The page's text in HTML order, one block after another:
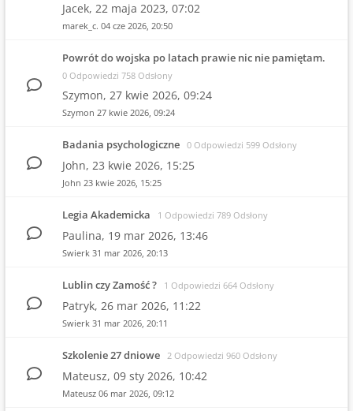
Jacek, 22 maja 2023, 07:02
marek_c. 04 cze 2026, 20:50
Powrót do wojska po latach prawie nic nie pamiętam.
0 Odpowiedzi 758 Odsłony
Szymon, 27 kwie 2026, 09:24
Szymon 27 kwie 2026, 09:24
Badania psychologiczne 0 Odpowiedzi 599 Odsłony
John, 23 kwie 2026, 15:25
John 23 kwie 2026, 15:25
Legia Akademicka 1 Odpowiedzi 789 Odsłony
Paulina, 19 mar 2026, 13:46
Swierk 31 mar 2026, 20:13
Lublin czy Zamość ? 1 Odpowiedzi 664 Odsłony
Patryk, 26 mar 2026, 11:22
Swierk 31 mar 2026, 20:11
Szkolenie 27 dniowe 2 Odpowiedzi 960 Odsłony
Mateusz, 09 sty 2026, 10:42
Mateusz 06 mar 2026, 09:12